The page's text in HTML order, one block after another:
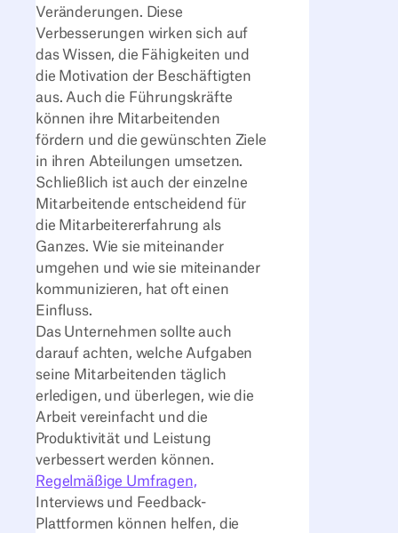
Veränderungen. Diese
Verbesserungen wirken sich auf
das Wissen, die Fähigkeiten und
die Motivation der Beschäftigten
aus. Auch die Führungskräfte
können ihre Mitarbeitenden
fördern und die gewünschten Ziele
in ihren Abteilungen umsetzen.
Schließlich ist auch der einzelne
Mitarbeitende entscheidend für
die Mitarbeitererfahrung als
Ganzes. Wie sie miteinander
umgehen und wie sie miteinander
kommunizieren, hat oft einen
Einfluss.
Das Unternehmen sollte auch
darauf achten, welche Aufgaben
seine Mitarbeitenden täglich
erledigen, und überlegen, wie die
Arbeit vereinfacht und die
Produktivität und Leistung
verbessert werden können.
Regelmäßige Umfragen,
Interviews und Feedback-
Plattformen können helfen, die